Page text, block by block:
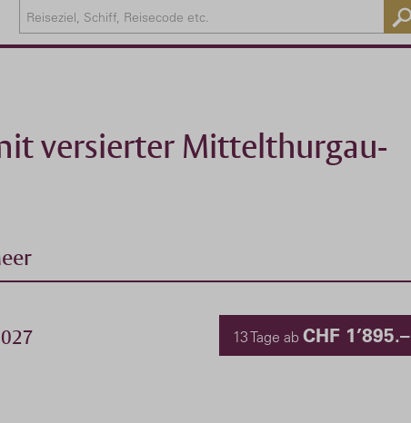
versierter Mittelthurgau-
13 Tage ab CHF 1’895.–